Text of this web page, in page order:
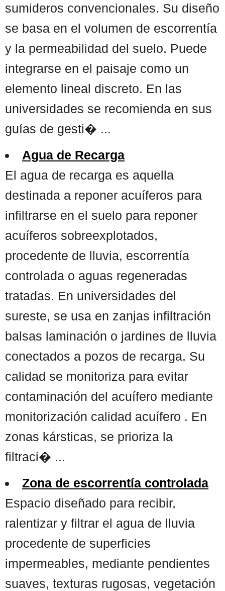
sumideros convencionales. Su diseño
se basa en el volumen de escorrentía
y la permeabilidad del suelo. Puede
integrarse en el paisaje como un
elemento lineal discreto. En las
universidades se recomienda en sus
guías de gesti� ...
Agua de Recarga
El agua de recarga es aquella
destinada a reponer acuíferos para
infiltrarse en el suelo para reponer
acuíferos sobreexplotados,
procedente de lluvia, escorrentía
controlada o aguas regeneradas
tratadas. En universidades del
sureste, se usa en zanjas infiltración
balsas laminación o jardines de lluvia
conectados a pozos de recarga. Su
calidad se monitoriza para evitar
contaminación del acuífero mediante
monitorización calidad acuífero . En
zonas kársticas, se prioriza la
filtraci� ...
Zona de escorrentía controlada
Espacio diseñado para recibir,
ralentizar y filtrar el agua de lluvia
procedente de superficies
impermeables, mediante pendientes
suaves, texturas rugosas, vegetación